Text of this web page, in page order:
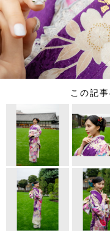
この記